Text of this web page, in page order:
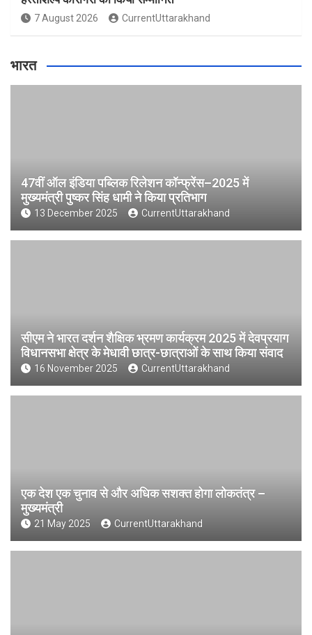
7 August 2026 CurrentUttarakhand
भारत
47वीं ऑल इंडिया पब्लिक रिलेशन कॉन्फ्रेंस–2025 में
मुख्यमंत्री पुष्कर सिंह धामी ने किया प्रतिभाग
13 December 2025 CurrentUttarakhand
सीएम ने भारत दर्शन शैक्षिक भ्रमण कार्यक्रम 2025 में देवप्रयाग
विधानसभा क्षेत्र के मेधावी छात्र-छात्राओं के साथ किया संवाद
16 November 2025 CurrentUttarakhand
एक देश एक चुनाव से और अधिक सशक्त होगा लोकतंत्र –
मुख्यमंत्री
21 May 2025 CurrentUttarakhand